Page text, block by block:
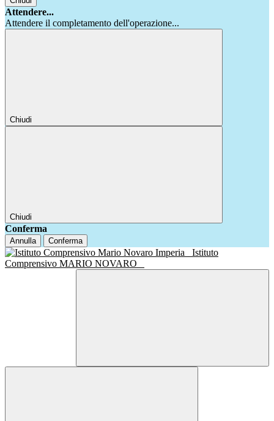
Attendere...
Attendere il completamento dell'operazione...
Chiudi
Chiudi
Conferma
Annulla Conferma
Istituto
Comprensivo MARIO NOVARO